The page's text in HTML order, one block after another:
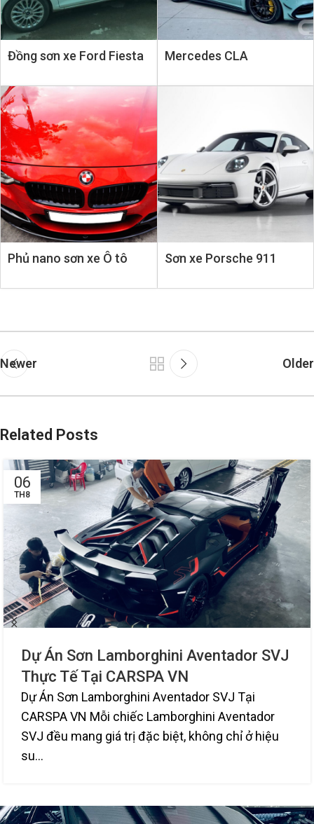
Đồng sơn xe Ford Fiesta
Mercedes CLA
Phủ nano sơn xe Ô tô
Sơn xe Porsche 911
Newer Older
Related Posts
06
TH8
Dự Án Sơn Lamborghini Aventador SVJ
Thực Tế Tại CARSPA VN
Dự Án Sơn Lamborghini Aventador SVJ Tại
CARSPA VN Mỗi chiếc Lamborghini Aventador
SVJ đều mang giá trị đặc biệt, không chỉ ở hiệu
su...